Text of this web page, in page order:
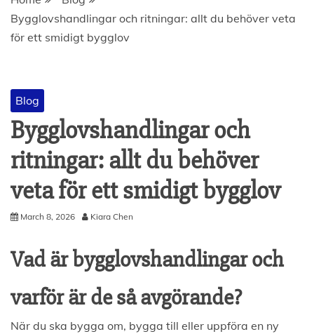
Bygglovshandlingar och ritningar: allt du behöver veta
för ett smidigt bygglov
Blog
Bygglovshandlingar och
ritningar: allt du behöver
veta för ett smidigt bygglov
March 8, 2026 Kiara Chen
Vad är bygglovshandlingar och
varför är de så avgörande?
När du ska bygga om, bygga till eller uppföra en ny